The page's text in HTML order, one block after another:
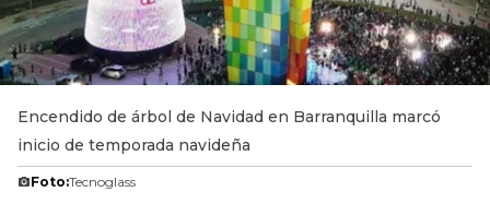
Encendido de árbol de Navidad en Barranquilla marcó
inicio de temporada navideña
Foto:Tecnoglass